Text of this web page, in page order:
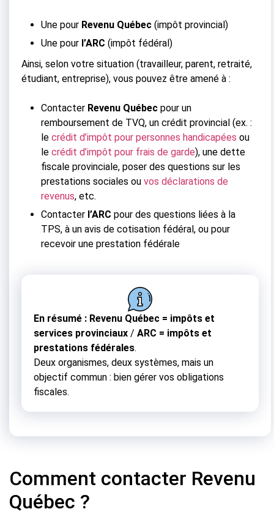
Une pour Revenu Québec (impôt provincial)
Une pour l’ARC (impôt fédéral)
Ainsi, selon votre situation (travailleur, parent, retraité,
étudiant, entreprise), vous pouvez être amené à :
Contacter Revenu Québec pour un
remboursement de TVQ, un crédit provincial (ex. :
le crédit d’impôt pour personnes handicapées ou
le crédit d’impôt pour frais de garde), une dette
fiscale provinciale, poser des questions sur les
prestations sociales ou vos déclarations de
revenus, etc.
Contacter l’ARC pour des questions liées à la
TPS, à un avis de cotisation fédéral, ou pour
recevoir une prestation fédérale
En résumé : Revenu Québec = impôts et
services provinciaux / ARC = impôts et
prestations fédérales.
Deux organismes, deux systèmes, mais un
objectif commun : bien gérer vos obligations
fiscales.
Comment contacter Revenu
Québec ?